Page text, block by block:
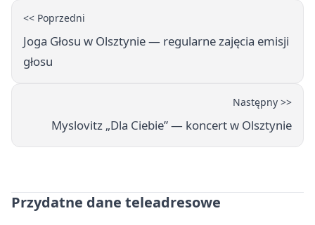
<< Poprzedni
Joga Głosu w Olsztynie — regularne zajęcia emisji
głosu
Następny >>
Myslovitz „Dla Ciebie” — koncert w Olsztynie
Przydatne dane teleadresowe